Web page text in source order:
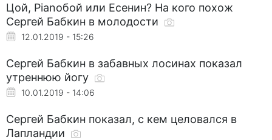
Цой, Pianoбой или Есенин? На кого похож
Сергей Бабкин в молодости
12.01.2019 - 15:26
Сергей Бабкин в забавных лосинах показал
утреннюю йогу
10.01.2019 - 14:06
Сергей Бабкин показал, с кем целовался в
Лапландии